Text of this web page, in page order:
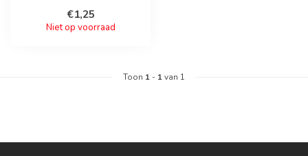
gro...
€1,25
Niet op voorraad
Toon 1 - 1van 1